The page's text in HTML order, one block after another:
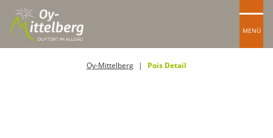
MENÜ
Oy-Mittelberg Pois Detail